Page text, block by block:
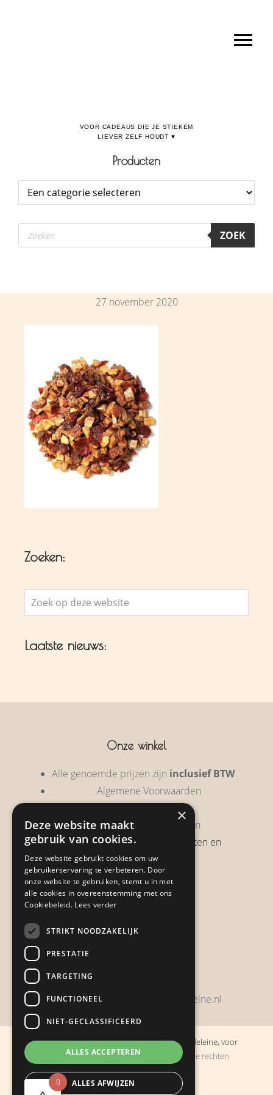
Producten
Producten
zoeken ZOEK
27 november 2020
Zoeken:
Zoek
op
website
Laatste nieuws:
Onze winkel
Alle genoemde prijzen zijn inclusief BTW
Algemene Voorwaarden
Garantie & Retourneren
Verzendbeleid, verzendkosten en
verzendtijden
Heb je een klacht?
Zwijnsbergenstraat 154
bestelling@boulevarddelamadeleine.nl
© Copyright 2019 - 2026Boulevard de la Madeleine, voor
cadeaus die je stiekem liever zelf houdt· Alle rechten
voorbehouden
Ontwikkeling door
0
×
Deze website maakt
gebruik van cookies.
Deze website gebruikt cookies om uw
gebruikerservaring te verbeteren. Door
onze website te gebruiken, stemt u in met
alle cookies in overeenstemming met ons
Cookiebeleid. Lees verder
STRIKT NOODZAKELIJK
PRESTATIE
TARGETING
FUNCTIONEEL
NIET-GECLASSIFICEERD
ALLES ACCEPTEREN
ALLES AFWIJZEN